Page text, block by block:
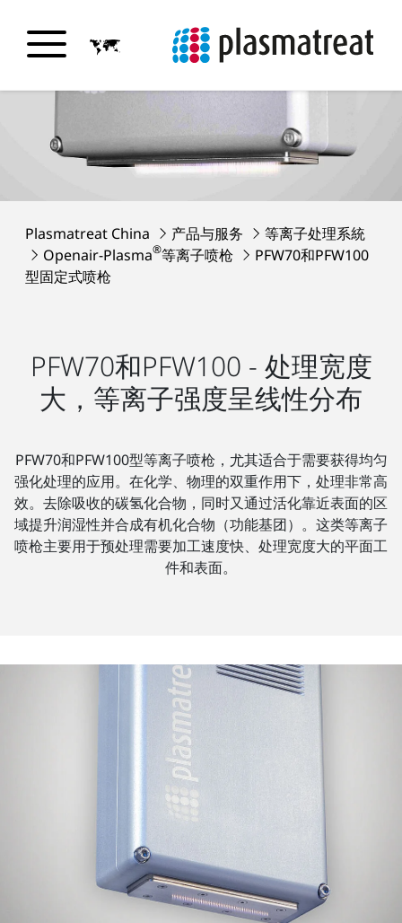
Plasmatreat China 产品与服务
等离子处理系統
Openair-Plasma®等离子喷枪
PFW70和PFW100
型固定式喷枪
PFW70和PFW100 - 处理宽度
大，等离子强度呈线性分布
PFW70和PFW100型等离子喷枪，尤其适合于需要获得均匀
强化处理的应用。在化学、物理的双重作用下，处理非常高
效。去除吸收的碳氢化合物，同时又通过活化靠近表面的区
域提升润湿性并合成有机化合物（功能基团）。这类等离子
喷枪主要用于预处理需要加工速度快、处理宽度大的平面工
件和表面。